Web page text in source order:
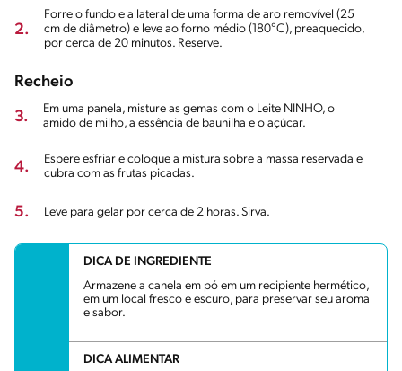
2.
Forre o fundo e a lateral de uma forma de aro removível (25
cm de diâmetro) e leve ao forno médio (180°C), preaquecido,
por cerca de 20 minutos. Reserve.
Recheio
3.
Em uma panela, misture as gemas com o Leite NINHO, o
amido de milho, a essência de baunilha e o açúcar.
4.
Espere esfriar e coloque a mistura sobre a massa reservada e
cubra com as frutas picadas.
5. Leve para gelar por cerca de 2 horas. Sirva.
DICA DE INGREDIENTE
Armazene a canela em pó em um recipiente hermético,
em um local fresco e escuro, para preservar seu aroma
e sabor.
DICA ALIMENTAR